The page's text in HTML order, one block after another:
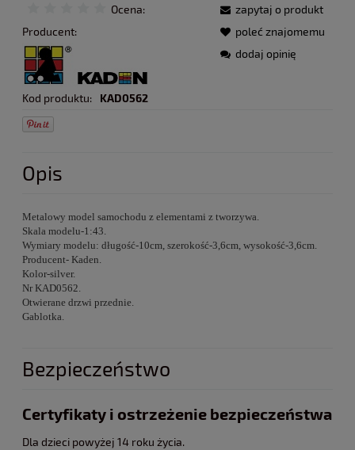
Ocena:
Producent:
Kod produktu: KAD0562
zapytaj o produkt
poleć znajomemu
dodaj opinię
Opis
Metalowy model samochodu z elementami z tworzywa.
Skala modelu-1:43.
Wymiary modelu: długość-10cm, szerokość-3,6cm, wysokość-3,6cm.
Producent- Kaden.
Kolor-silver.
Nr KAD0562.
Otwierane drzwi przednie.
Gablotka.
Bezpieczeństwo
Certyfikaty i ostrzeżenie bezpieczeństwa
Dla dzieci powyżej 14 roku życia.